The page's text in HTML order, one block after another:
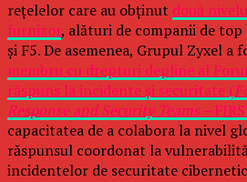
rețelelor care au obținut două
furnizor, alături de companii de top
și F5. De asemenea, Grupul Zyxel a
membru cu drepturi depline al
răspuns la incidente și securitate (
Response and Security Teams –
capacitatea de a colabora la nivel
răspunsul coordonat la
incidentelor de securitate